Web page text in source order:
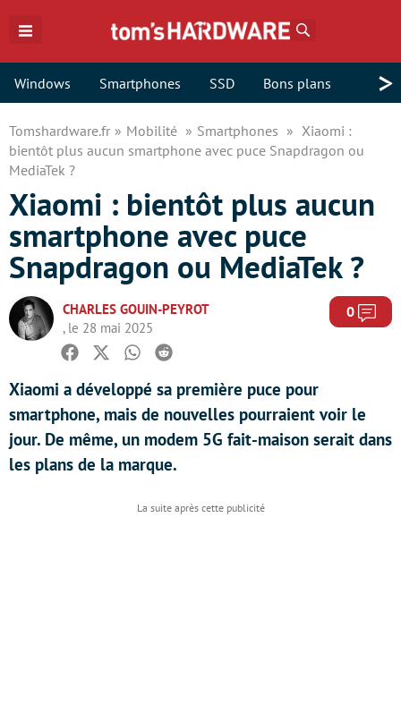
Windows Smartphones SSD Bons plans >
Tomshardware.fr Mobilité Smartphones
Xiaomi :
bientôt plus aucun smartphone avec puce Snapdragon ou
MediaTek ?
Xiaomi : bientôt plus aucun
smartphone avec puce
Snapdragon ou MediaTek ?
CHARLES GOUIN-PEYROT
, le 28 mai 2025
0
Facebook
TwitterWhatsapp
Reddit
Xiaomi a développé sa première puce pour
smartphone, mais de nouvelles pourraient voir le
jour. De même, un modem 5G fait-maison serait dans
les plans de la marque.